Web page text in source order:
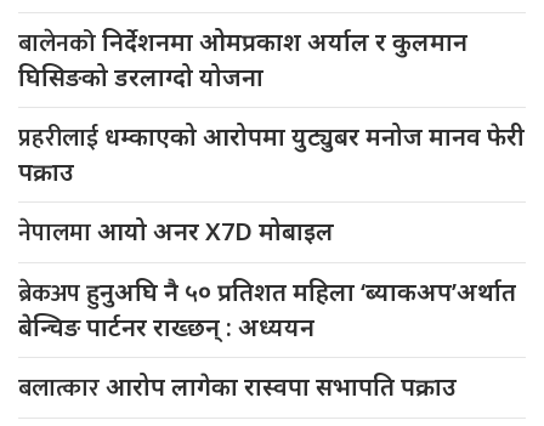
बालेनकोनिर्देशनमा ओमप्रकाश अर्याल र कुलमान
घिसिङको डरलाग्दो योजना
प्रहरीलाई धम्काएको आरोपमा युट्युबर मनोज मानव फेरी
पक्राउ
नेपालमाआयो अनर X7D मोबाइल
ब्रेकअपहुनुअघि नै ५० प्रतिशत महिला ‘ब्याकअप’अर्थात
बेन्चिङ पार्टनर राख्छन् : अध्ययन
बलात्कारआरोप लागेका रास्वपा सभापति पक्राउ